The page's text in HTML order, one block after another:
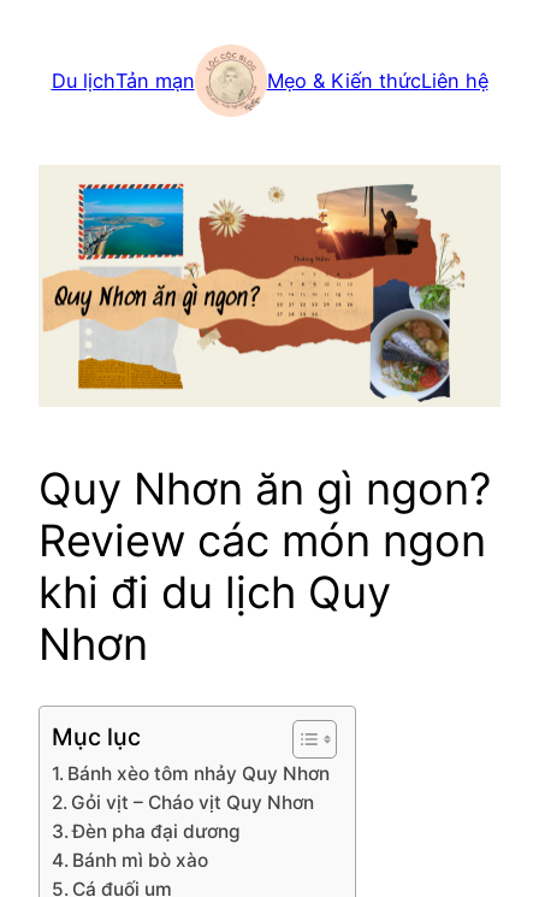
contentDu lịchTản mạn Mẹo & Kiến thứcLiên hệ
Quy Nhơn ăn gì ngon?
Review các món ngon
khi đi du lịch Quy
Nhơn
Mục lục
Bánh xèo tôm nhảy Quy Nhơn
Gỏi vịt – Cháo vịt Quy Nhơn
Đèn pha đại dương
Bánh mì bò xào
Cá đuối um